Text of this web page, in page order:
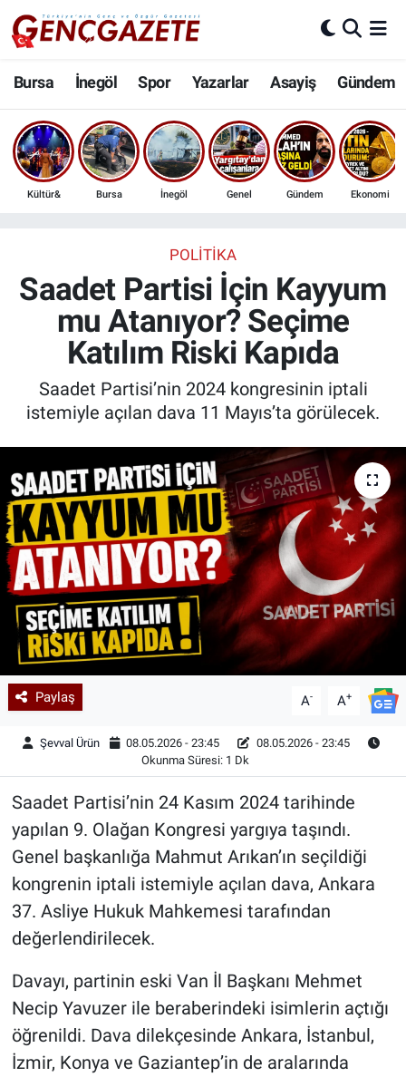
Bursa İnegöl Spor Yazarlar Asayiş Gündem
Kültür& Bursa İnegöl Genel Gündem Ekonomi
POLITIKA
Saadet Partisi İçin Kayyum
mu Atanıyor? Seçime
Katılım Riski Kapıda
Saadet Partisi’nin 2024 kongresinin iptali
istemiyle açılan dava 11 Mayıs’ta görülecek.
Paylaş A- A+
Şevval Ürün 08.05.2026 - 23:45
08.05.2026 - 23:45
Okunma Süresi: 1 Dk
Saadet Partisi’nin 24 Kasım 2024 tarihinde
yapılan 9. Olağan Kongresi yargıya taşındı.
Genel başkanlığa Mahmut Arıkan’ın seçildiği
kongrenin iptali istemiyle açılan dava, Ankara
37. Asliye Hukuk Mahkemesi tarafından
değerlendirilecek.
Davayı, partinin eski Van İl Başkanı Mehmet
Necip Yavuzer ile beraberindeki isimlerin açtığı
öğrenildi. Dava dilekçesinde Ankara, İstanbul,
İzmir, Konya ve Gaziantep’in de aralarında
Bursa
İnegöl
3.SAYFA
Ekonomi
Güncel
İnanç
Kültür & Sanat
Sağlık
Siyaset
Teknoloji
Astroloji-Rüya
Nöbetçi Eczaneler
Hava Durumu
Trafik Durumu
Son Dakika Haberleri
Haber Arşivi